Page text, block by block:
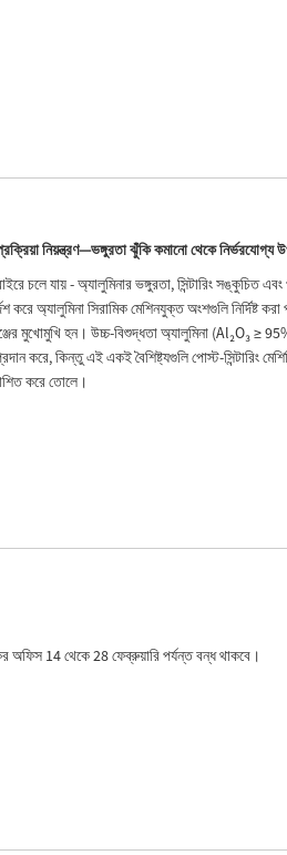
নিয়ন্ত্রণ—ভঙ্গুরতা ঝুঁকি কমানো থেকে নির্ভরযোগ্য
চলে যায় - অ্যালুমিনার ভঙ্গুরতা, সিন্টারিং সঙ্কুচিত
অ্যালুমিনা সিরামিক মেশিনযুক্ত অংশগুলি নির্দিষ্ট
মুখোমুখি হন। উচ্চ-বিশুদ্ধতা অ্যালুমিনা (Al₂O₃ ≥
করে, কিন্তু এই একই বৈশিষ্ট্যগুলি পোস্ট-সিন্টারিং
করে তোলে।
অফিস 14 থেকে 28 ফেব্রুয়ারি পর্যন্ত বন্ধ থাকবে।